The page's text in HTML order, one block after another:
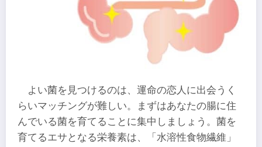
よい菌を見つけるのは、運命の恋人に出会うく
らいマッチングが難しい。まずはあなたの腸に住
んでいる菌を育てることに集中しましょう。菌を
育てるエサとなる栄養素は、「水溶性食物繊維」